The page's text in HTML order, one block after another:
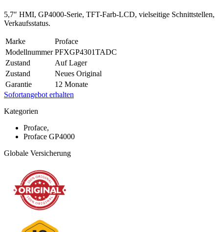
5,7″ HMI, GP4000-Serie, TFT-Farb-LCD, vielseitige Schnittstellen,
Verkaufsstatus.
Marke
Proface
Modellnummer PFXGP4301TADC
Zustand
Auf Lager
Zustand
Neues Original
Garantie
12 Monate
Sofortangebot erhalten
Kategorien
Proface,
Proface GP4000
Globale Versicherung